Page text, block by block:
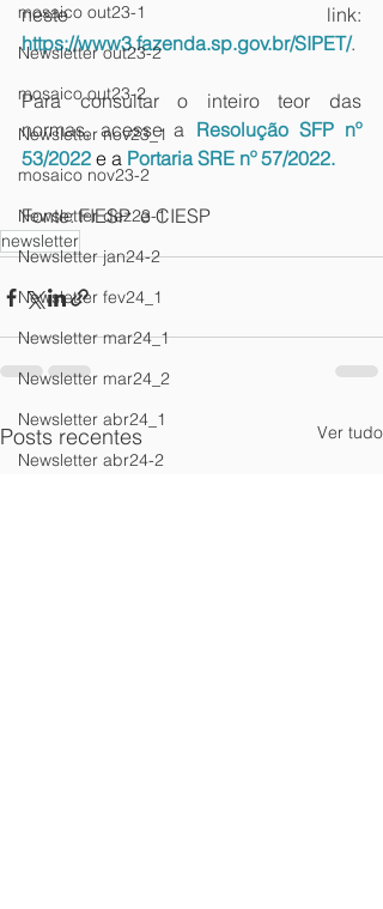
mosaico out23-1
Newsletter out23-2
mosaico out23-2
Newsletter nov23_1
mosaico nov23-2
Newsletter dez23-1
Newsletter jan24-2
Newsletter fev24_1
Newsletter mar24_1
Newsletter mar24_2
Newsletter abr24_1
Newsletter abr24-2
https://www3.fazenda.sp.gov.br/SIPET/.
Para consultar o inteiro teor das
normas, acesse a Resolução SFP nº
53/2022 e a Portaria SRE nº 57/2022.
Fonte: FIESP  e CIESP
newsletter
Posts recentes Ver tudo